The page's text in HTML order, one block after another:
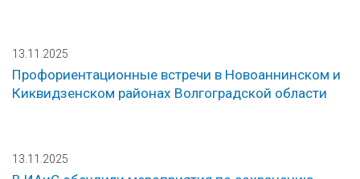
13.11.2025
Профориентационные встречи в Новоаннинском и
Киквидзенском районах Волгоградской области
13.11.2025